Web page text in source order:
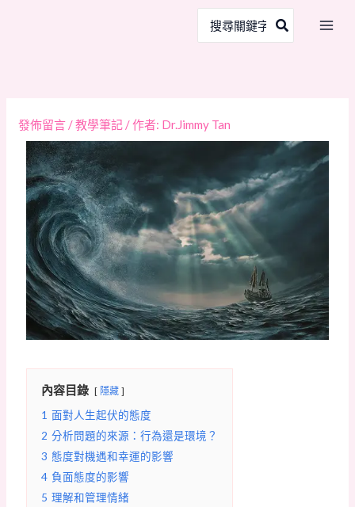
尋：
發佈留言 /教學筆記 / 作者: Dr.Jimmy Tan
內容目錄 隱藏
1 面對人生起伏的態度
2 分析問題的來源：行為還是環境？
3 態度對機遇和幸運的影響
4 負面態度的影響
5 理解和管理情緒